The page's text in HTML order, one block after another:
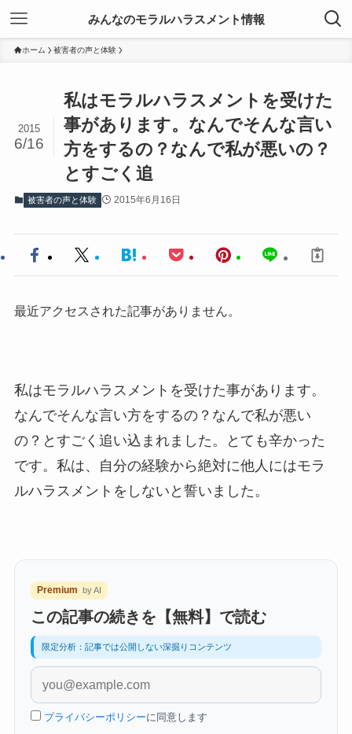
みんなのモラルハラスメント情報
ホーム 被害者の声と体験
私はモラルハラスメントを受けた
事があります。なんでそんな言い
方をするの？なんで私が悪いの？
とすごく追
2015
6/16
被害者の声と体験 2015年6月16日
最近アクセスされた記事がありません。
私はモラルハラスメントを受けた事があります。
なんでそんな言い方をするの？なんで私が悪い
の？とすごく追い込まれました。とても辛かった
です。私は、自分の経験から絶対に他人にはモラ
ルハラスメントをしないと誓いました。
Premium by AI
この記事の続きを【無料】で読む
限定分析：記事では公開しない深掘りコンテンツ
プライバシーポリシーに同意します